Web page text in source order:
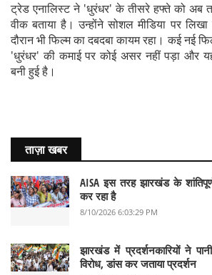
ट्रेड एनालिस्ट ने 'धुरंधर' के तीसरे हफ्ते को अब
वीक बताया है। उन्होंने सोशल मीडिया पर
दौरान भी फिल्म का दबदबा कायम रहा। कई नई
'धुरंधर' की कमाई पर कोई असर नहीं पड़ा और
बनी हुई है।
ताज़ा खबर
AISA इस तरह झारखंड के शांतिपूर्ण
कर रहा है
8/10/2026 6:03:29 PM
झारखंड में प्रदर्शनकारियों ने
विरोध, डांस कर जताया प्रदर्शन